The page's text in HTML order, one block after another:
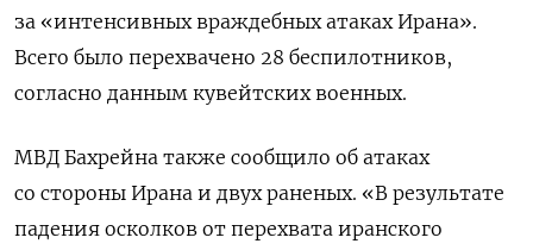
за «интенсивных враждебных атаках Ирана».
Всего было перехвачено 28 беспилотников,
согласно данным кувейтских военных.
МВД Бахрейна также сообщило об атаках
со стороны Ирана и двух раненых. «В результате
падения осколков от перехвата иранского